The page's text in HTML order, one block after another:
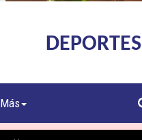
DEPORTES
Más